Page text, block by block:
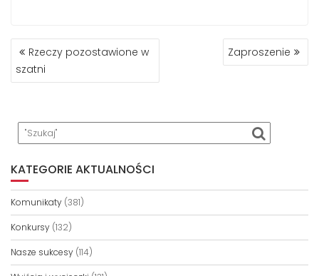
NAWIGACJA
WPISU
Rzeczy pozostawione w
szatni
Zaproszenie
KATEGORIE AKTUALNOŚCI
Komunikaty (381)
Konkursy (132)
Nasze sukcesy (114)